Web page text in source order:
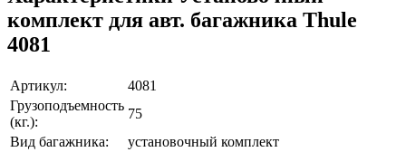
комплект для авт. багажника Thule
4081
Артикул:
4081
Грузоподъемность
(кг.):
75
Вид багажника:
установочный комплект